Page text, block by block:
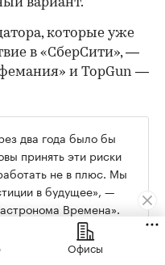
которые уже
в «СберСити», —
и TopGun —
два года было бы
принять эти риски
не в плюс. Мы
в будущее», —
Времена».
Офисы